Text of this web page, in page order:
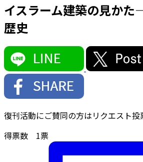
イスラーム建築の見か
歴史
復刊活動にご賛同の方はリクエスト投
得票数 1票